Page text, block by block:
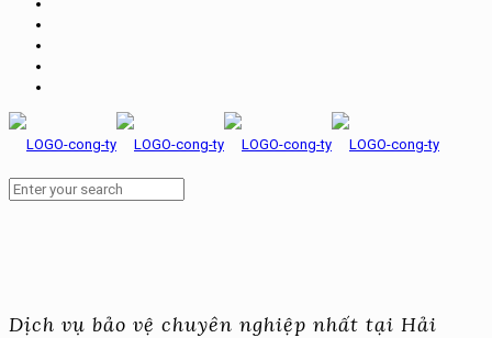
Dịch vụ bảo vệ chuyên nghiệp nhất tại Hải